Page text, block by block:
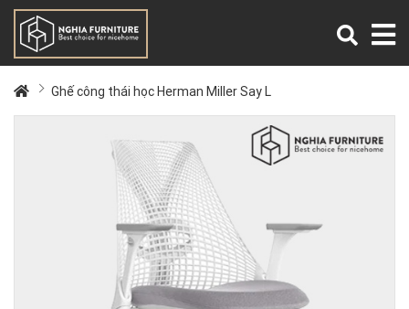
Ghế công thái học Herman Miller Say L